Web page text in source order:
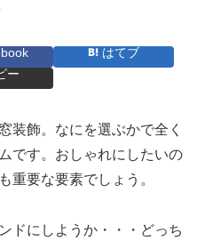
はてブ
ー
装飾。なにを選ぶかで全く
です。おしゃれにしたいの
重要な要素でしょう。
ドにしようか・・・どっち